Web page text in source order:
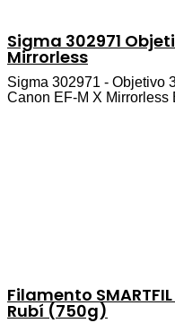
Sigma 302971
Mirrorless
Sigma 302971 - Objetivo
Canon EF-M X
Filamento
Rubí (750g)